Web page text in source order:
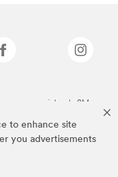
to enhance site
you advertisements
comerciales de 3M.